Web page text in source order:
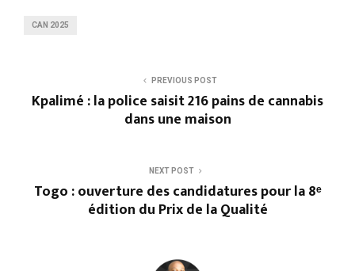
CAN 2025
PREVIOUS POST
Kpalimé : la police saisit 216 pains de cannabis
dans une maison
NEXT POST
Togo : ouverture des candidatures pour la 8ᵉ
édition du Prix de la Qualité